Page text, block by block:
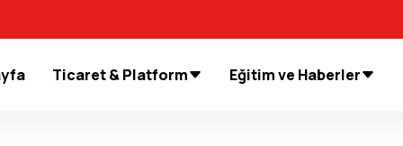
Ticaret & Platform Eğitim ve Haberler